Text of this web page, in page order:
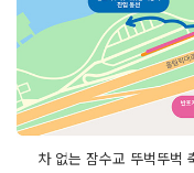
차 없는 잠수교 뚜벅뚜벅